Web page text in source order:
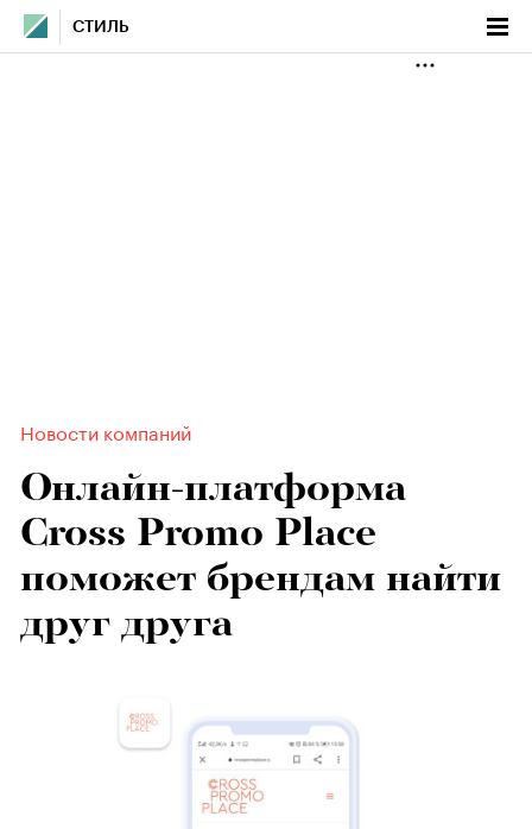
СТИЛЬ
Новости компаний
Онлайн-платформа
Сross Promo Place
поможет брендам найти
друг друга